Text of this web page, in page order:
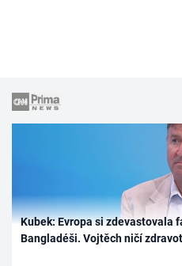
Kubek: Evropa si zdevastovala
Bangladéši. Vojtěch ničí